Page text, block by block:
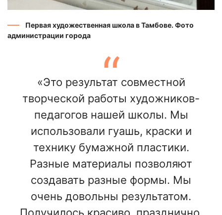
Первая художественная школа в Тамбове. Фото
администрации города
«Это результат совместной
творческой работы художников-
педагогов нашей школы. Мы
использовали гуашь, краски и
технику бумажной пластики.
Разные материалы позволяют
создавать разные формы. Мы
очень довольны результатом.